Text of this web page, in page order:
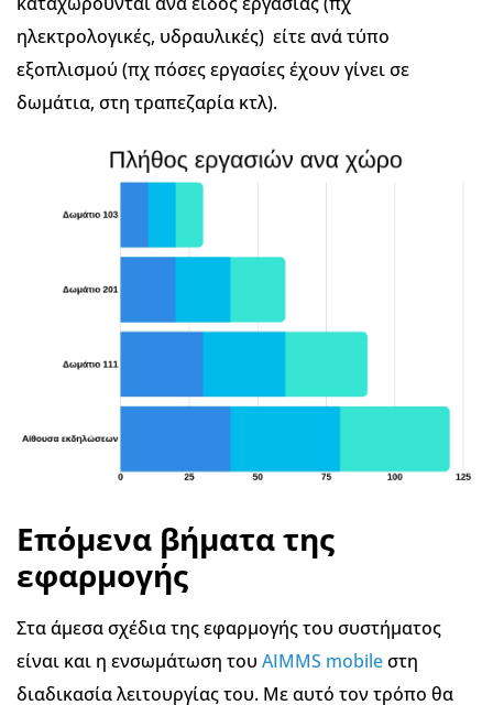
ηλεκτρολογικές, υδραυλικές) είτε ανά τύπο
εξοπλισμού (πχ πόσες εργασίες έχουν γίνει σε
δωμάτια, στη τραπεζαρία κτλ).
Επόμενα βήματα της
εφαρμογής
Στα άμεσα σχέδια της εφαρμογής του συστήματος
είναι και η ενσωμάτωση του AIMMS mobileστη
διαδικασία λειτουργίας του. Με αυτό τον τρόπο θα